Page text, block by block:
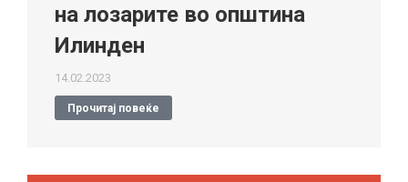
на лозарите во општина
Илинден
14.02.2023
Прочитај повеќе